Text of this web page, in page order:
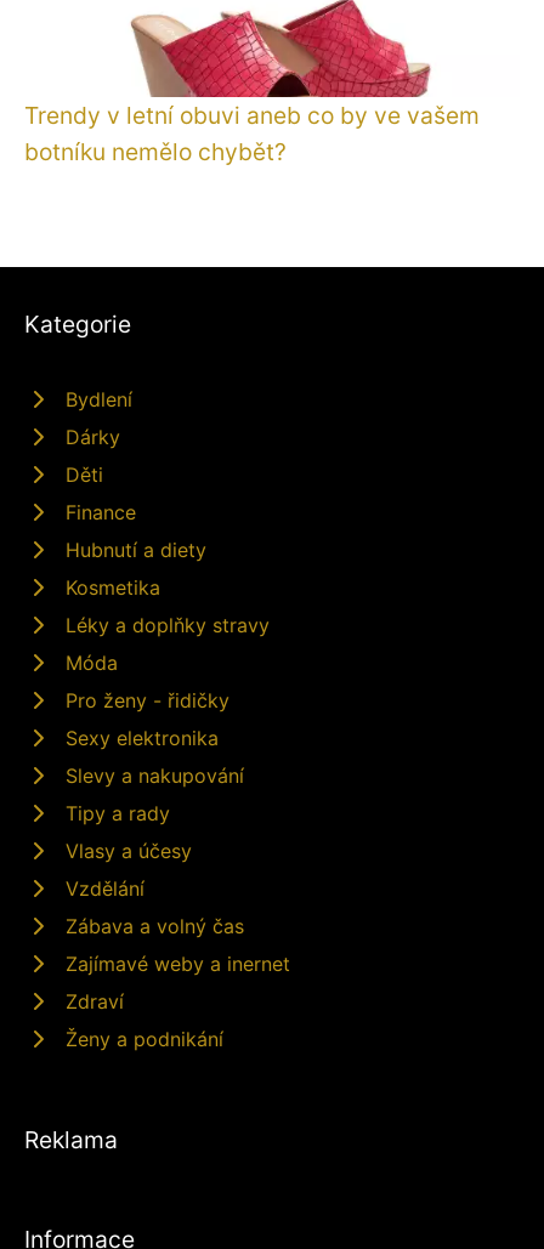
Trendy v letní obuvi aneb co by ve vašem
botníku nemělo chybět?
Kategorie
Bydlení
Dárky
Děti
Finance
Hubnutí a diety
Kosmetika
Léky a doplňky stravy
Móda
Pro ženy - řidičky
Sexy elektronika
Slevy a nakupování
Tipy a rady
Vlasy a účesy
Vzdělání
Zábava a volný čas
Zajímavé weby a inernet
Zdraví
Ženy a podnikání
Reklama
Informace